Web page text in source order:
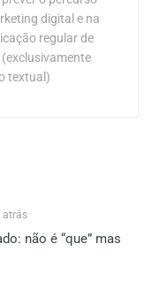
digital e na
regular de
textual)
atrás
não é “que” mas